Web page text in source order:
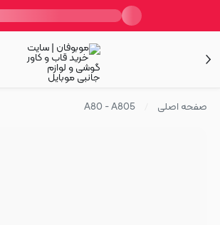
صفحه اصلی A80 - A805